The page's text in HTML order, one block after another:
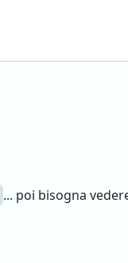
... poi bisogna